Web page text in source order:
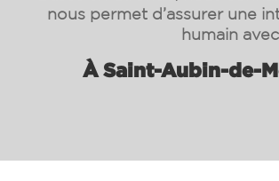
nous permet d’assurer une
humain
À Saint-Aubin-de-